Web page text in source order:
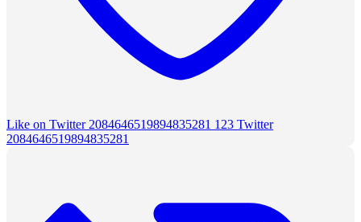
Like on Twitter 2084646519894835281 123 Twitter
2084646519894835281